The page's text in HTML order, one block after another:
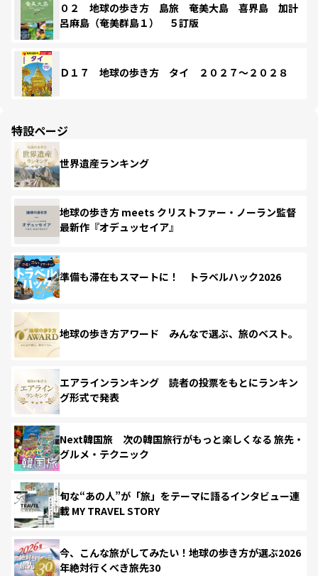
０２ 地球の歩き方 島旅 奄美大島 喜界島 加計
呂麻島（奄美群島１） ５訂版
Ｄ１７ 地球の歩き方 タイ ２０２７～２０２８
特設ページ
世界遺産ランキング
地球の歩き方 meets クリストファー・ノーラン監督
最新作『オデュッセイア』
準備も滞在もスマートに！ トラベルハック2026
地球の歩き方アワード みんなで選ぶ、旅のベスト。
エアラインランキング 読者の投票をもとにランキン
グ形式で発表
Next韓国旅 次の韓国旅行がもっと楽しくなる 旅先・
グルメ・テクニック
旬な“あの人”が「旅」をテーマに語るインタビュー連
載 MY TRAVEL STORY
今、こんな旅がしてみたい！地球の歩き方が選ぶ2026
年絶対行くべき旅先30